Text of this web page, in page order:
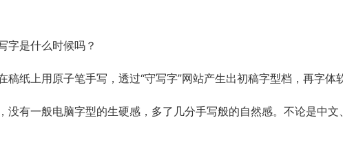
字是什么时候吗？
稿纸上用原子笔手写，透过“守写字”网站产生出初稿字型档，再字
没有一般电脑字型的生硬感，多了几分手写般的自然感。不论是中